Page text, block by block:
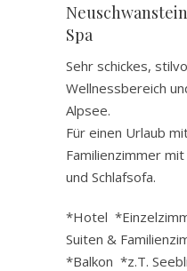
Spa
Sehr schickes,
Wellnessbereich
Alpsee.
Für einen Urlaub
Familienzimmer
und Schlafsofa.
*Hotel
Suiten &
*Balkon *z.T.